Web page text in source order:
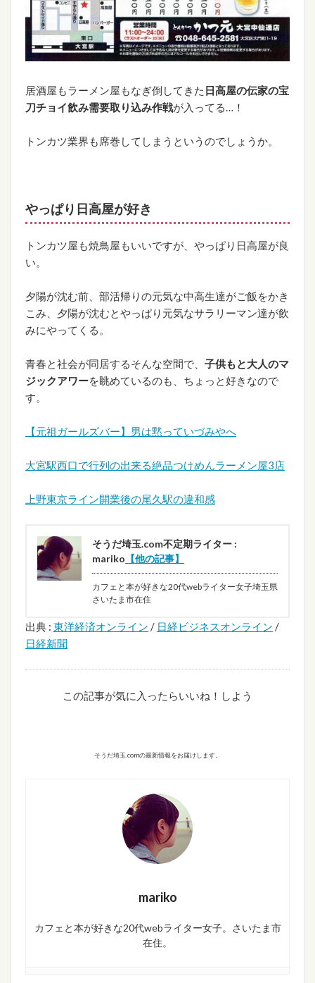
居酒屋もラーメン屋もなぎ倒してきた 日高屋の伝家の宝
刀チョイ飲み需要取り込み作戦が入ってる…！
トンカツ業界も席巻してしまうというのでしょうか。
やっぱり日高屋が好き
トンカツ屋も焼鳥屋もいいですが、やっぱり日高屋が良
い。
夕陽が沈む前、部活帰りの元気な中高生達がご飯をかき
こみ、夕陽が沈むとやっぱり元気なサラリーマン達が飲
みにやってくる。
青春と社会が同居するそんな空間で、 子供もと大人のマ
ジックアワーを眺めているのも、ちょっと好きなので
す。
【元祖ガールズバー】男は黙っていづみやへ
大宮駅西口で行列の出来る絶品つけめんラーメン屋3店
上野東京ライン開業後の尾久駅の違和感
そうだ埼玉.com不定期ライター :
mariko 【他の記事】
カフェと本が好きな20代webライター女子埼玉県
さいたま市在住
出典 : 東洋経済オンライン / 日経ビジネスオンライン /
日経新聞
この記事が気に入ったらいいね！しよう
そうだ埼玉.comの最新情報をお届けします。
mariko
カフェと本が好きな20代webライター女子。さいたま市
在住。